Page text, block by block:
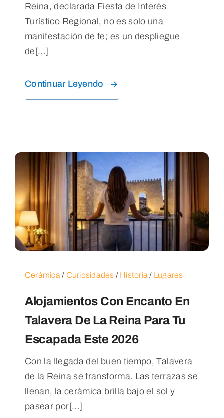
Reina, declarada Fiesta de Interés
Turístico Regional, no es solo una
manifestación de fe; es un despliegue
de[...]
Continuar Leyendo
Cerámica / Curiosidades / Historia / Lugares
Alojamientos Con Encanto En
Talavera De La Reina Para Tu
Escapada Este 2026
Con la llegada del buen tiempo, Talavera
de la Reina se transforma. Las terrazas se
llenan, la cerámica brilla bajo el sol y
pasear por[...]